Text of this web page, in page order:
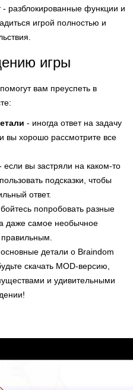
разблокированные функции и
игрой полностью и
игры
вам преуспеть в
- иногда ответ на задачу
вы хорошо рассмотрите все
если вы застряли на каком-то
подсказки, чтобы
ответ.
попробовать разные
даже самое необычное
детали о Braindom
скачать MOD-версию,
и удивительными